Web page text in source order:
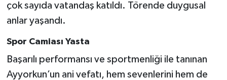
çok sayıda vatandaş katıldı. Törende duygusal
anlar yaşandı.
Spor Camiası Yasta
Başarılı performansı ve sportmenliği ile tanınan
Ayyorkun’un ani vefatı, hem sevenlerini hem de